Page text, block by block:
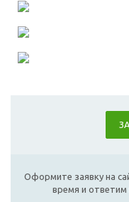
Оформите заявку на
время и ответим